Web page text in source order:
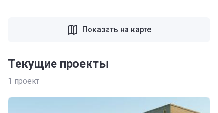
Текущие проекты
1 проект
Показать на карте